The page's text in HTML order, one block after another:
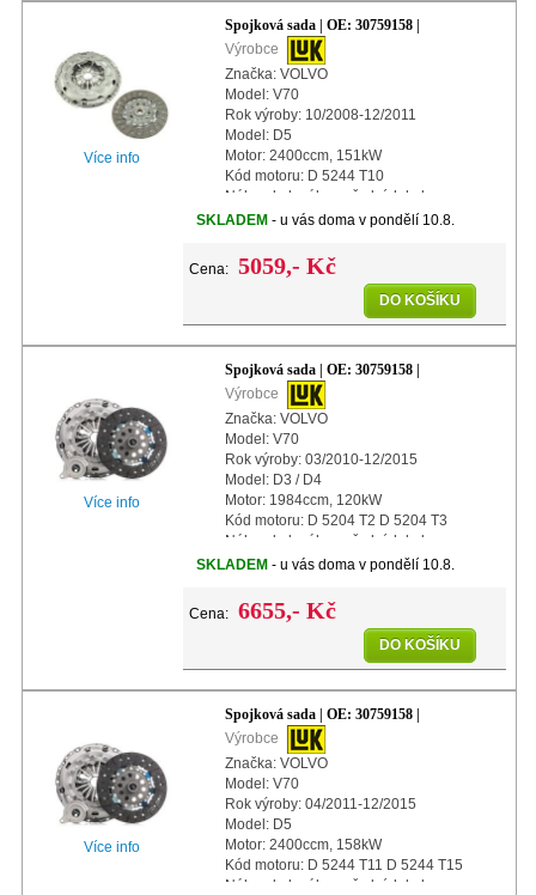
Více info
Spojková sada | OE: 30759158 |
Výrobce
Značka: VOLVO
Model: V70
Rok výroby: 10/2008-12/2011
Model: D5
Motor: 2400ccm, 151kW
Kód motoru: D 5244 T10
Náhon kol: náhon předních kol
Další info: s automatickým nastavením
SKLADEM - u vás doma v pondělí 10.8.
Cena: 5059,- Kč
DO KOŠÍKU
Více info
Spojková sada | OE: 30759158 |
Výrobce
Značka: VOLVO
Model: V70
Rok výroby: 03/2010-12/2015
Model: D3 / D4
Motor: 1984ccm, 120kW
Kód motoru: D 5204 T2 D 5204 T3
Náhon kol: náhon předních kol
Další info: s centrálním vypínacím
Další info: s automatickým na
SKLADEM - u vás doma v pondělí 10.8.
Cena: 6655,- Kč
DO KOŠÍKU
Více info
Spojková sada | OE: 30759158 |
Výrobce
Značka: VOLVO
Model: V70
Rok výroby: 04/2011-12/2015
Model: D5
Motor: 2400ccm, 158kW
Kód motoru: D 5244 T11 D 5244 T15
Náhon kol: náhon předních kol